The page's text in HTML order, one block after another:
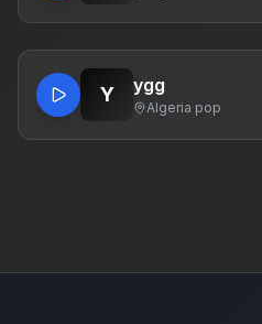
Y ygg
Algeria·pop